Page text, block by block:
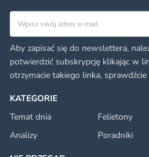
KATEGORIE
Temat dnia
Felietony
Analizy
Poradniki
Aby zapisać się do newslettera,
potwierdzić subskrypcję klikając w
otrzymacie takiego linka,